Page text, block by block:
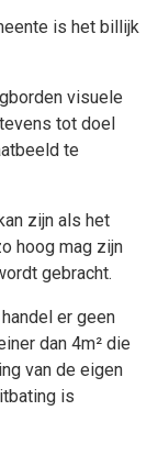
is het billijk
visuele
tevens tot doel
te
zijn als het
hoog mag zijn
gebracht.
er geen
dan 4m² die
van de eigen
is